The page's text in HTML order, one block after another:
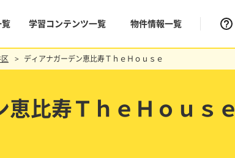
学習コンテンツ一覧 物件情報一覧
ディアナガーデン恵比寿ＴｈｅＨｏｕｓｅ
比寿ＴｈｅＨｏｕｓｅ